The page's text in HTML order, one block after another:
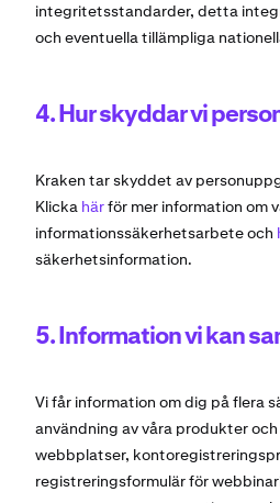
integritetsstandarder, detta
och eventuella tillämpliga
4. Hur skyddar vi
Kraken tar skyddet av
Klicka härför mer information om
informationssäkerhetsarbete och
säkerhetsinformation.
5. Information vi kan
Vi får information om dig på flera
användning av våra produkter
webbplatser,
registreringsformulär för